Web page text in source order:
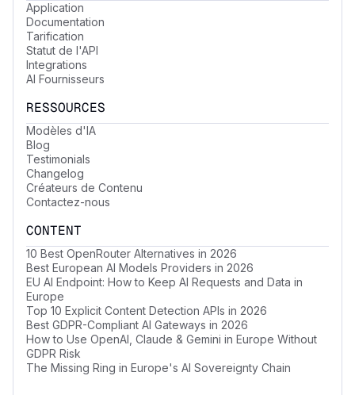
Application
Documentation
Tarification
Statut de l'API
Integrations
AI Fournisseurs
RESSOURCES
Modèles d'IA
Blog
Testimonials
Changelog
Créateurs de Contenu
Contactez-nous
CONTENT
10 Best OpenRouter Alternatives in 2026
Best European AI Models Providers in 2026
EU AI Endpoint: How to Keep AI Requests and Data in
Europe
Top 10 Explicit Content Detection APIs in 2026
Best GDPR-Compliant AI Gateways in 2026
How to Use OpenAI, Claude & Gemini in Europe Without
GDPR Risk
The Missing Ring in Europe's AI Sovereignty Chain